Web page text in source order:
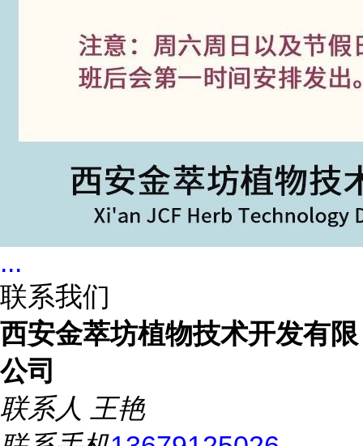
...
联系我们
西安金萃坊植物技术开发有限
公司
联系人 王艳